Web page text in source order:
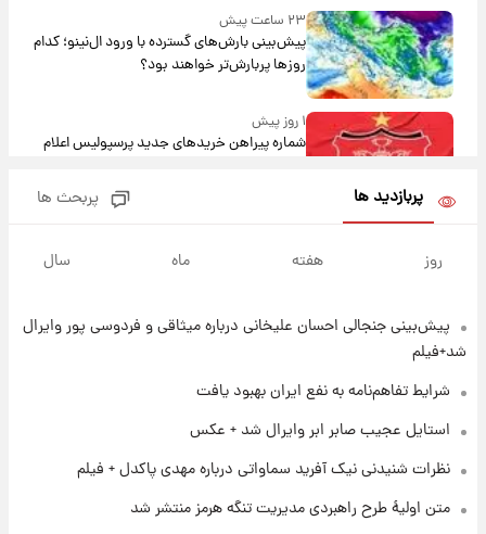
۲۳ ساعت پیش
پیش‌بینی بارش‌های گسترده با ورود ال‌نینو؛ کدام
روزها پربارش‌تر خواهند بود؟
۱ روز پیش
شماره پیراهن خریدهای جدید پرسپولیس اعلام
شد+فیلم
۱ روز پیش
۱ روز پیش
پربازدید ها پربحث ها
روز هفته ماه سال
پیش‌بینی جنجالی احسان علیخانی درباره میثاقی و فردوسی پور وایرال
شد+فیلم
شرایط تفاهم‌نامه به نفع ایران بهبود یافت
استایل عجیب صابر ابر وایرال شد + عکس
نظرات شنیدنی نیک آفرید سماواتی درباره مهدی پاکدل + فیلم
متن اولیۀ طرح راهبردی مدیریت تنگه هرمز منتشر شد